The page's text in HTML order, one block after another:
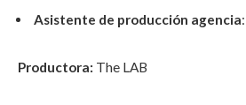
Asistente de producción agencia
Productora: The LAB